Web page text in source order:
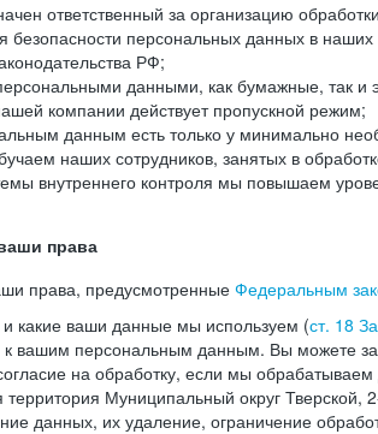
ответственный за организацию
безопасности персональных данных в
РФ;
данными, как бумажные, так
компании действует пропускной режим;
данным есть только у минимально
наших сотрудников, занятых в
внутреннего контроля мы повышаем
права
права, предусмотренные Федеральным
и какие ваши данные мы используем (ст. 18
к вашим персональным данным. Вы можете
на обработку, если мы
территория Муниципальный округ
данных, их удаление, ограничение